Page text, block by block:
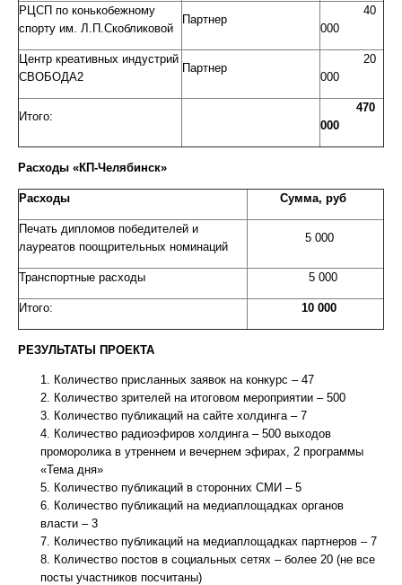
РЦСП по конькобежному
спорту им. Л.П.Скобликовой
Партнер
40
000
Центр креативных индустрий
СВОБОДА2
Партнер
20
000
Итого:
470
000
Расходы «КП-Челябинск»
Расходы Сумма, руб
Печать дипломов победителей и
лауреатов поощрительных номинаций
5 000
Транспортные расходы 5 000
Итого: 10 000
РЕЗУЛЬТАТЫ ПРОЕКТА
Количество присланных заявок на конкурс – 47
Количество зрителей на итоговом мероприятии – 500
Количество публикаций на сайте холдинга – 7
Количество радиоэфиров холдинга – 500 выходов
проморолика в утреннем и вечернем эфирах, 2 программы
«Тема дня»
Количество публикаций в сторонних СМИ – 5
Количество публикаций на медиаплощадках органов
власти – 3
Количество публикаций на медиаплощадках партнеров – 7
Количество постов в социальных сетях – более 20 (не все
посты участников посчитаны)